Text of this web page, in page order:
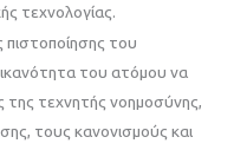
τεχνολογίας.
πιστοποίησης του
ικανότητα του ατόμου να
της τεχνητής νοημοσύνης,
τους κανονισμούς και